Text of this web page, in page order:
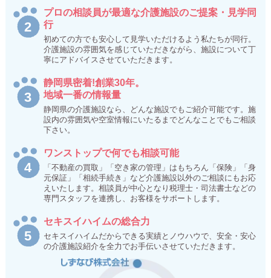
プロの相談員が最適な介護施設のご提案・見学同
行
初めての方でも安心して見学いただけるよう私たちが同行。
介護施設の雰囲気を感じていただきながら、施設について丁
寧にアドバイスさせていただきます。
静岡県密着!創業30年。
地域一番の情報量
静岡県の介護施設なら、どんな施設でもご紹介可能です。施
設内の雰囲気や空室情報にいたるまでどんなことでもご相談
下さい。
ワンストップで何でも相談可能
「不動産の買取」「空き家の管理」はもちろん「保険」「身
元保証」「相続手続き」など介護施設以外のご相談にもお応
えいたします。相談員が中心となり税理士・司法書士などの
専門スタッフを連携し、お客様をサポートします。
セキスイハイムの総合力
セキスイハイムだからできる実績とノウハウで、安全・安心
の介護施設紹介を全力でお手伝いさせていただきます。